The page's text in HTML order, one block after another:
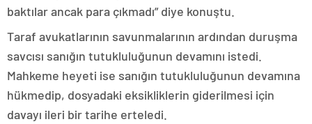
baktılar ancak para çıkmadı” diye konuştu.
Taraf avukatlarının savunmalarının ardından duruşma
savcısı sanığın tutukluluğunun devamını istedi.
Mahkeme heyeti ise sanığın tutukluluğunun devamına
hükmedip, dosyadaki eksikliklerin giderilmesi için
davayı ileri bir tarihe erteledi.